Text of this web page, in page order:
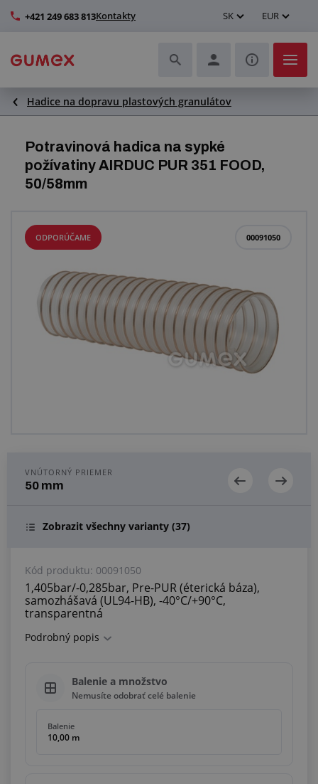
+421 249 683 813Kontakty SK EUR
Hadice a ich kompletizácia
Profily a výroba tesnení
Technické plasty
Lepšie pracovné prostredie
Ďalšie gumové a plastové výrobky
Centrum dopytov
Hadice na dopravu plastových granulátov
Potravinová hadica na sypké
požívatiny AIRDUC PUR 351 FOOD,
50/58mm
00091050
ODPORÚČAME
VNÚTORNÝ PRIEMER
50 mm
Zobrazit všechny varianty (37)
Kód produktu: 00091050
1,405bar/-0,285bar, Pre-PUR (éterická báza),
samozhášavá (UL94-HB), -40°C/+90°C,
transparentná
Podrobný popis
Balenie a množstvo
Nemusíte odobrať celé balenie
Balenie
10,00 m